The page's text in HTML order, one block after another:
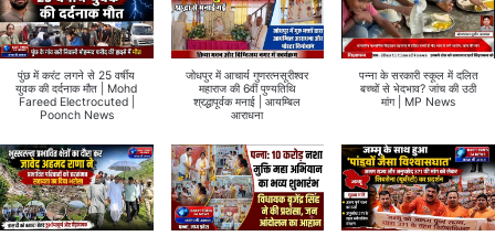
पुंछ में करंट लगने से 25 वर्षीय
युवक की दर्दनाक मौत | Mohd
Fareed Electrocuted |
Poonch News
जोधपुर में आचार्य गुणरत्नसूरीश्वर
महाराज की 6वीं पुण्यतिथि
श्रद्धापूर्वक मनाई | आयम्बिल
आराधना
पन्ना के सरकारी स्कूल में दलित
बच्चों से भेदभाव? जांच की उठी
मांग | MP News